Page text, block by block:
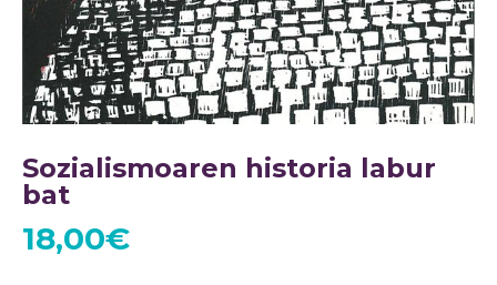
Sozialismoaren historia labur
bat
18,00€